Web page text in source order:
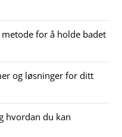
for å holde badet
og løsninger for ditt
hvordan du kan